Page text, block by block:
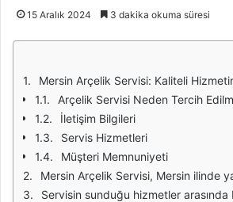
15 Aralık 2024 3 dakika okuma süresi
Mersin Arçelik Servisi: Kaliteli
Arçelik Servisi Neden Tercih
İletişim Bilgileri
Servis Hizmetleri
Müşteri Memnuniyeti
Mersin Arçelik Servisi, Mersin ilinde yaşayan müşterilere kaliteli ve güvenilir hizmet sunmayı amaçlamaktadır. Bu servis, Arçelik ürünlerini en iyi şekilde tamir etmek ve bakımını sağlamak için uzman teknisyenler ile çalışmaktadır. Müşterilerin ihtiyaçlarına hızlı bir şekilde yanıt
Servisin sunduğu hizmetler arasında beyaz eşyaların tamiri, bakımı ve yedek parça temini bulunmaktadır. Mersin Arçelik Servisi, her türlü arızayı tespit edebilme yeteneğine sahip deneyimli teknisyenlerle donatılmıştır. Ayrıca, servis hizmeti sunulmadan önce müşteriyle